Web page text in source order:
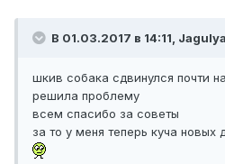
В 01.03.2017 в 14:11,
шкив собака сдвинулся почти
решила проблему
всем спасибо за советы
за то у меня теперь куча